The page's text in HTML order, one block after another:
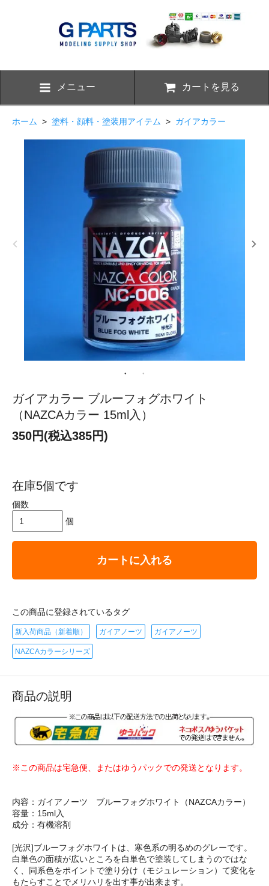
メニュー カートを見る
ホーム > 塗料・顔料・塗装用アイテム > ガイアカラー
ガイアカラー ブルーフォグホワイト
（NAZCAカラー 15ml入）
350円(税込385円)
在庫5個です
個数
個
カートに入れる
この商品に登録されているタグ
新入荷商品（新着順） ガイアノーツ ガイアノーツ
NAZCAカラーシリーズ
商品の説明
※この商品は宅急便、またはゆうパックでの発送となります。
内容：ガイアノーツ ブルーフォグホワイト（NAZCAカラー）
容量：15ml入
成分：有機溶剤
[光沢]ブルーフォグホワイトは、寒色系の明るめのグレーです。
白単色の面積が広いところを白単色で塗装してしまうのではな
く、同系色をポイントで塗り分け（モジュレーション）て変化を
もたらすことでメリハリを出す事が出来ます。